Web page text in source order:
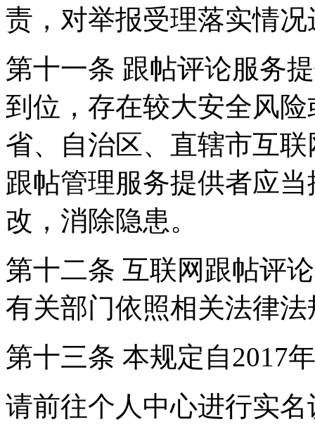
责，对举报受理落实情
第十一条 跟帖评论服务
到位，存在较大安全风
省、自治区、直辖市互
跟帖管理服务提供者应
改，消除隐患。
第十二条 互联网跟帖评
有关部门依照相关法律
第十三条 本规定自2017
请前往个人中心进行实名